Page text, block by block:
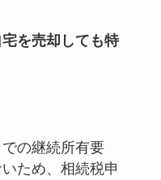
を売却しても特
の継続所有要
ため、相続税申